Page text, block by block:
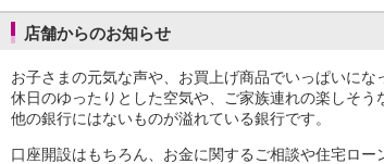
口座振替サービス
自動入金サービス
スマホ決済アプリ
公営競技
サービス
Myステージ
店舗からのお知らせ
お子さまの元気な声や、お買上げ商品でいっぱいにな
休日のゆったりとした空気や、ご家族連れの楽しそう
他の銀行にはないものが溢れている銀行です。
口座開設はもちろん、お金に関するご相談や住宅ロー